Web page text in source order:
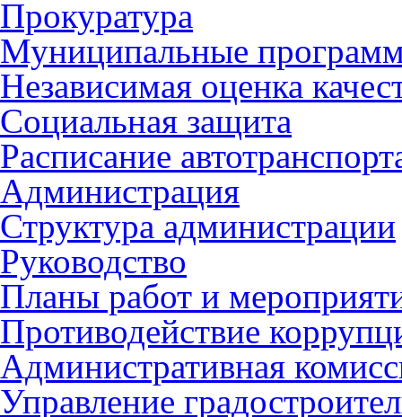
Прокуратура
Муниципальные
Независимая оценка
Социальная защита
Расписание
Администрация
Структура администрации
Руководство
Планы работ и
Противодействие
Административная
Управление